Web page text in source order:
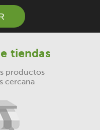
tiendas
productos
cercana